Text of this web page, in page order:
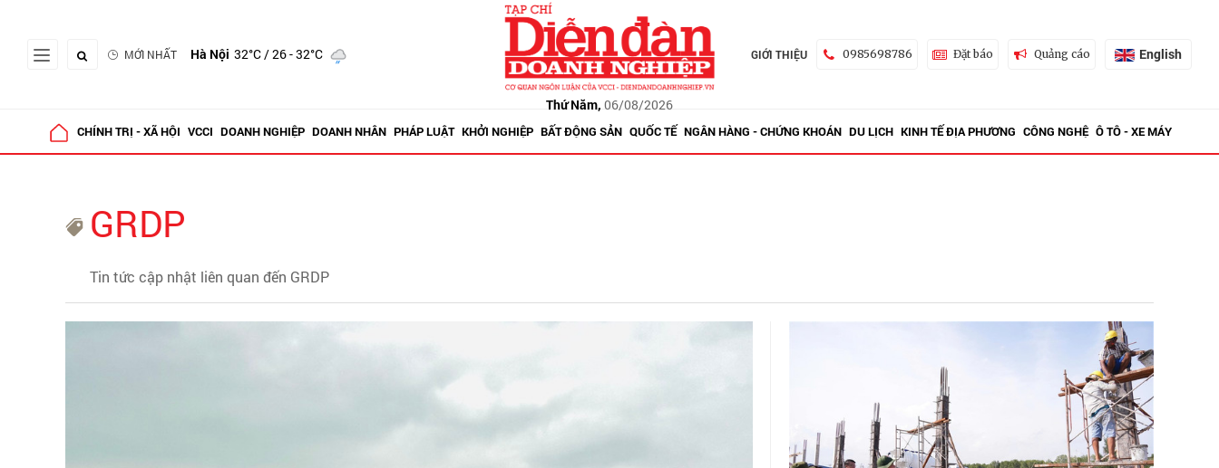
MỚI NHẤT Hà Nội 32°C/ 26 - 32°C
Thứ Năm, 06/08/2026
GIỚI THIỆU 0985698786 Đặt báo Quảng cáo English
CHÍNH TRỊ - XÃ HỘI VCCI DOANH NGHIỆP DOANH NHÂN PHÁP LUẬT KHỞI NGHIỆP BẤT ĐỘNG SẢN QUỐC TẾ NGÂN HÀNG - CHỨNG KHOÁN DU LỊCH KINH TẾ ĐỊA PHƯƠNG CÔNG NGHỆ Ô TÔ - XE MÁY
GRDP
Tin tức cập nhật liên quan đến GRDP